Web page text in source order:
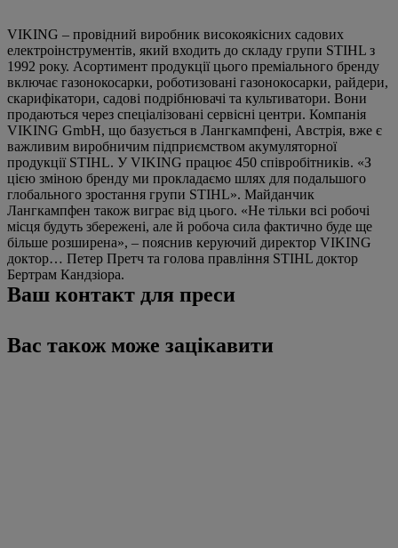
VIKING – провідний виробник високоякісних садових
електроінструментів, який входить до складу групи STIHL з
1992 року. Асортимент продукції цього преміального бренду
включає газонокосарки, роботизовані газонокосарки, райдери,
скарифікатори, садові подрібнювачі та культиватори. Вони
продаються через спеціалізовані сервісні центри. Компанія
VIKING GmbH, що базується в Лангкампфені, Австрія, вже є
важливим виробничим підприємством акумуляторної
продукції STIHL. У VIKING працює 450 співробітників. «З
цією зміною бренду ми прокладаємо шлях для подальшого
глобального зростання групи STIHL». Майданчик
Лангкампфен також виграє від цього. «Не тільки всі робочі
місця будуть збережені, але й робоча сила фактично буде ще
більше розширена», – пояснив керуючий директор VIKING
доктор… Петер Претч та голова правління STIHL доктор
Бертрам Кандзіора.
Ваш контакт для преси
Вас також може зацікавити